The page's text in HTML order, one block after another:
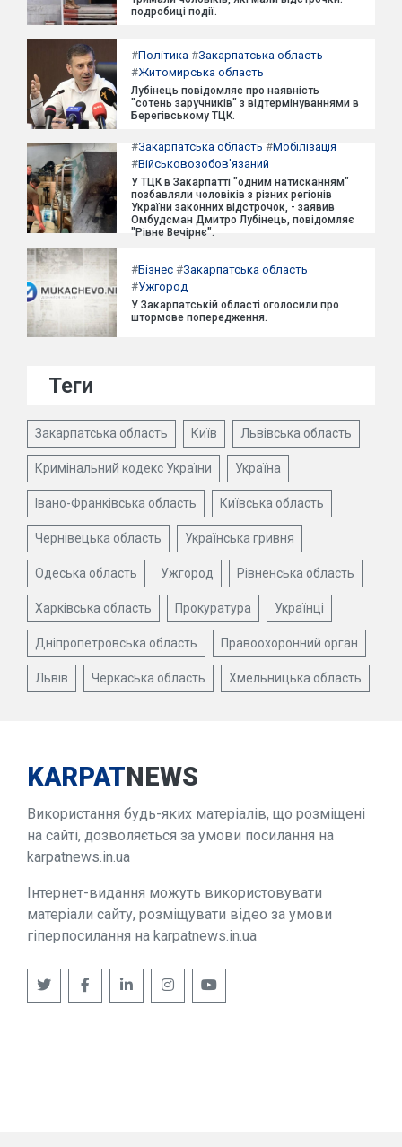
подробиці події.
#Політика #Закарпатська область
#Житомирська область
Лубінець повідомляє про наявність
"сотень заручників" з відтермінуваннями в
Берегівському ТЦК.
#Закарпатська область #Мобілізація
#Військовозобов'язаний
У ТЦК в Закарпатті "одним натисканням"
позбавляли чоловіків з різних регіонів
України законних відстрочок, - заявив
Омбудсман Дмитро Лубінець, повідомляє
"Рівне Вечірнє".
#Бізнес #Закарпатська область
#Ужгород
У Закарпатській області оголосили про
штормове попередження.
Теги
Закарпатська область Київ Львівська область
Кримінальний кодекс України Україна
Івано-Франківська область Київська область
Чернівецька область Українська гривня
Одеська область Ужгород Рівненська область
Харківська область Прокуратура Українці
Дніпропетровська область Правоохоронний орган
Львів Черкаська область Хмельницька область
KARPATNEWS
Використання будь-яких матеріалів, що розміщені
на сайті, дозволяється за умови посилання на
karpatnews.in.ua
Інтернет-видання можуть використовувати
матеріали сайту, розміщувати відео за умови
гіперпосилання на karpatnews.in.ua